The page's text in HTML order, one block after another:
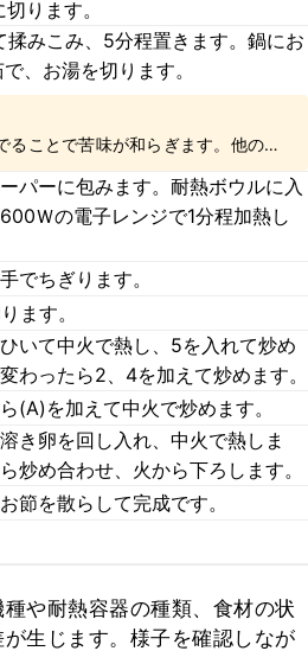
ります。
揉みこみ、5分程置きます。鍋にお
、お湯を切ります。
ることで苦味が和らぎます。他の方
ちらを参考にしてくださいね。
パーに包みます。耐熱ボウルに入
Ｗの電子レンジで1分程加熱し
でちぎります。
ます。
いて中火で熱し、5を入れて炒め
わったら2、4を加えて炒めます。
(A)を加えて中火で炒めます。
き卵を回し入れ、中火で熱しま
炒め合わせ、火から下ろします。
節を散らして完成です。
や耐熱容器の種類、食材の状
生じます。様子を確認しなが